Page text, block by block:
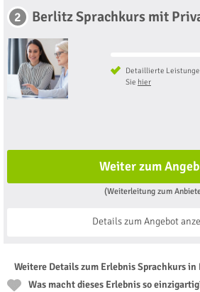
2 Berlitz Sprachkurs mit
Detaillierte
Sie hier
Weiter zum
(Weiterleitung zum
Details zum Angebot
Weitere Details zum Erlebnis Sprachkurs in
Was macht dieses Erlebnis so